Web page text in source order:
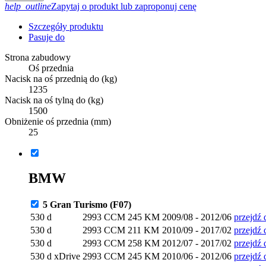
help_outlineZapytaj o produkt lub zaproponuj cenę
Szczegóły produktu
Pasuje do
Strona zabudowy
Oś przednia
Nacisk na oś przednią do (kg)
1235
Nacisk na oś tylną do (kg)
1500
Obniżenie oś przednia (mm)
25
BMW
5 Gran Turismo (F07)
530 d
2993 CCM 245 KM 2009/08 - 2012/06 przejdź
530 d
2993 CCM 211 KM 2010/09 - 2017/02 przejdź
530 d
2993 CCM 258 KM 2012/07 - 2017/02 przejdź
530 d xDrive 2993 CCM 245 KM 2010/06 - 2012/06 przejdź